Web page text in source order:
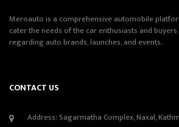
Meroauto is a comprehensive automobile
cater the needs of the car enthusiasts and
regarding auto brands, launches, and events.
CONTACT US
Address: Sagarmatha Complex, Naxal,